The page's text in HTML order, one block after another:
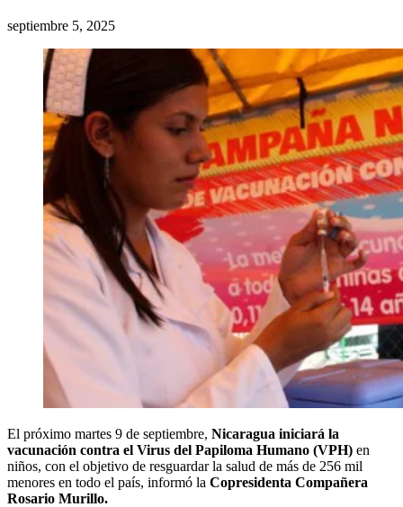
septiembre 5, 2025
El próximo martes 9 de septiembre, Nicaragua iniciará la
vacunación contra el Virus del Papiloma Humano (VPH) en
niños, con el objetivo de resguardar la salud de más de 256 mil
menores en todo el país, informó la Copresidenta Compañera
Rosario Murillo.